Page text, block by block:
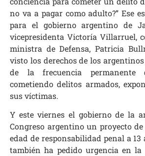
no va a pagar como adulto?” Ese
para el gobierno argentino de
vicepresidenta Victoría Villarruel,
ministra de Defensa, Patricia
visto los derechos de los
de la frecuencia permanente
cometiendo delitos armados,
sus víctimas.
Y este viernes el gobierno de la
Congreso argentino un proyecto
edad de responsabilidad penal a 13
también ha pedido urgencia en la